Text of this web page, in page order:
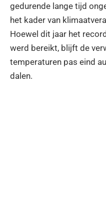
gedurende lange tijd
het kader van
Hoewel dit jaar het
werd bereikt, blijft de
temperaturen pas eind
dalen.